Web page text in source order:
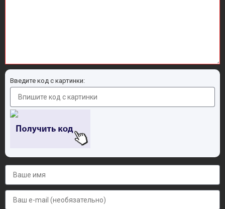
Введите код с картинки: